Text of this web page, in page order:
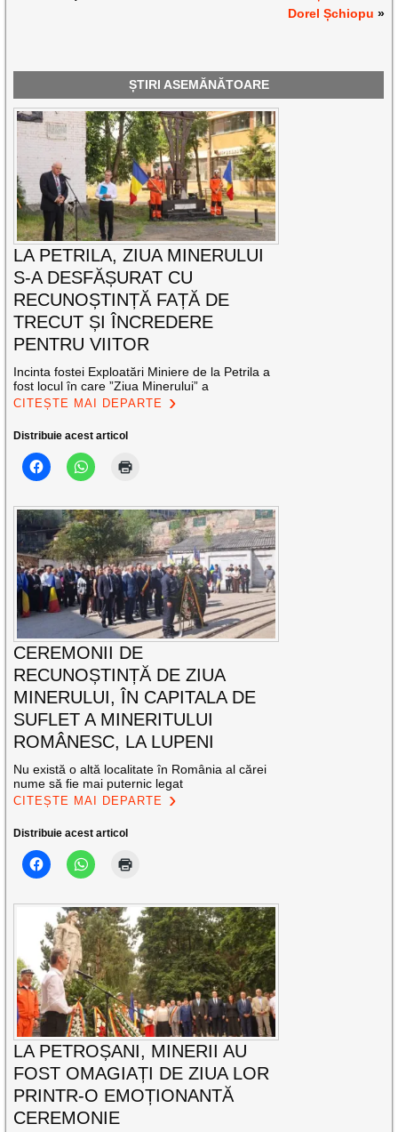
Dorel Șchiopu »
ȘTIRI ASEMĂNĂTOARE
LA PETRILA, ZIUA MINERULUI
S-A DESFĂȘURAT CU
RECUNOȘTINȚĂ FAȚĂ DE
TRECUT ȘI ÎNCREDERE
PENTRU VIITOR
Incinta fostei Exploatări Miniere de la Petrila a
fost locul în care ”Ziua Minerului” a
CITEȘTE MAI DEPARTE
Distribuie acest articol
CEREMONII DE
RECUNOȘTINȚĂ DE ZIUA
MINERULUI, ÎN CAPITALA DE
SUFLET A MINERITULUI
ROMÂNESC, LA LUPENI
Nu există o altă localitate în România al cărei
nume să fie mai puternic legat
CITEȘTE MAI DEPARTE
Distribuie acest articol
LA PETROȘANI, MINERII AU
FOST OMAGIAȚI DE ZIUA LOR
PRINTR-O EMOȚIONANTĂ
CEREMONIE